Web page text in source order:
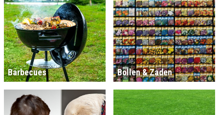
Barbecues Bollen & Zaden